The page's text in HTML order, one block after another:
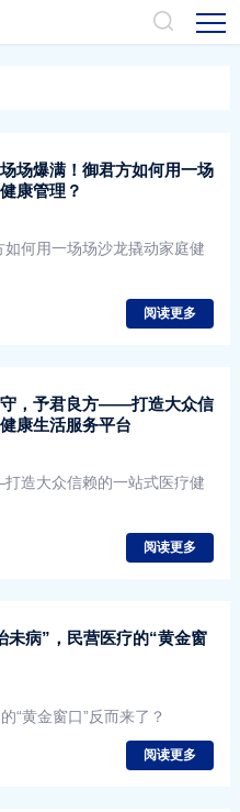
场爆满！御君方如何用一场
康管理？
何用一场场沙龙撬动家庭健
阅读更多
，予君良方——打造大众信
康生活服务平台
造大众信赖的一站式医疗健
阅读更多
未病”，民营医疗的“黄金窗
“黄金窗口”反而来了？
阅读更多